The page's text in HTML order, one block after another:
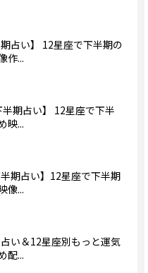
占い】 12星座で下半期の
作...
期占い】 12星座で下半
映...
期占い】12星座で下半期
像...
い＆12星座別もっと運気
配...